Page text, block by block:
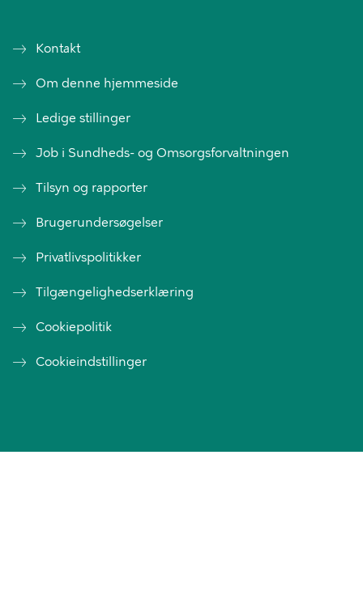
Kontakt
Om denne hjemmeside
Ledige stillinger
Job i Sundheds- og Omsorgsforvaltningen
Tilsyn og rapporter
Brugerundersøgelser
Privatlivspolitikker
Tilgængelighedserklæring
Cookiepolitik
Cookieindstillinger